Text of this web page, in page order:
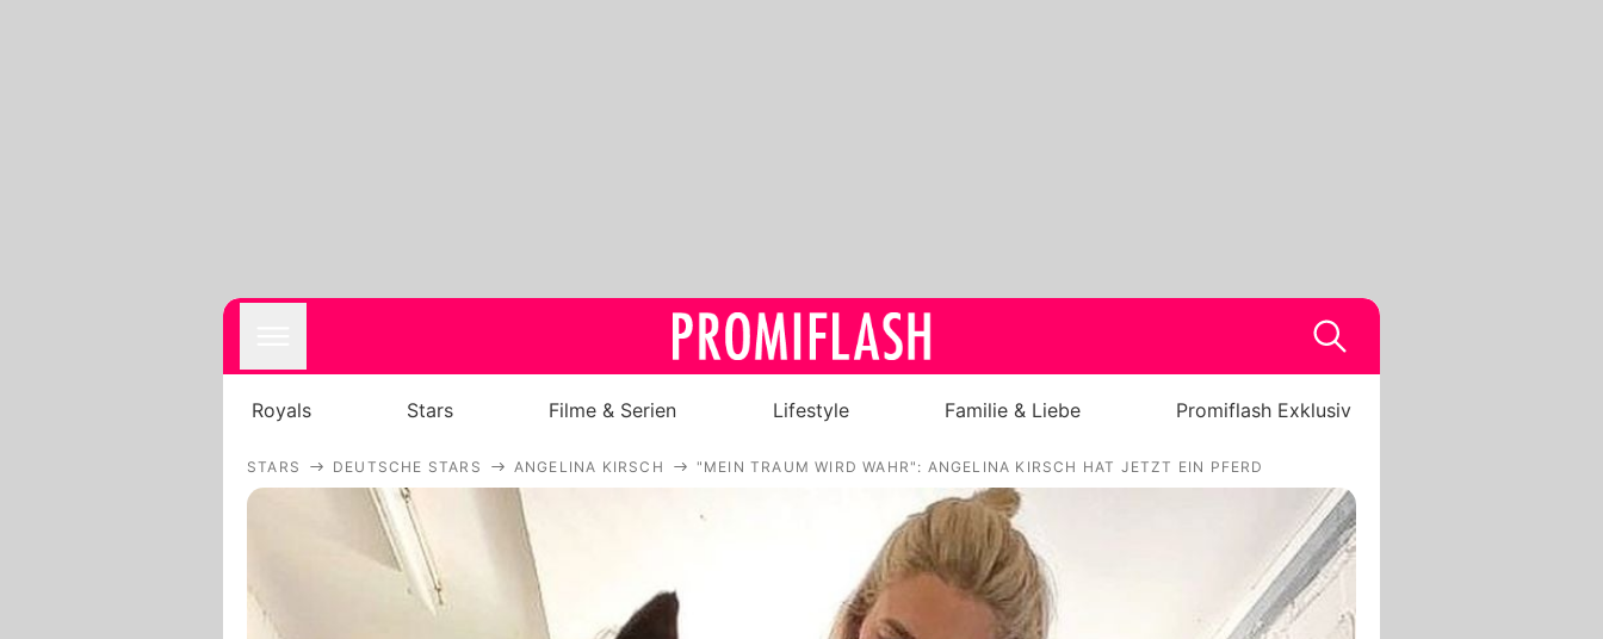
Royals
Filme & Serien
Lifestyle
Royals Stars Filme & Serien Lifestyle Familie & Liebe Promiflash Exklusiv
STARS DEUTSCHE STARS ANGELINA KIRSCH "MEIN TRAUM WIRD WAHR": ANGELINA KIRSCH HAT JETZT EIN PFERD